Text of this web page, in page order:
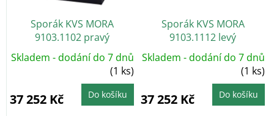
Sporák KVS MORA
9103.1102 pravý
Skladem - dodání do 7 dnů
(1 ks)
37 252 Kč Do košíku
Sporák KVS MORA
9103.1112 levý
Skladem - dodání do 7 dnů
(1 ks)
37 252 Kč Do košíku